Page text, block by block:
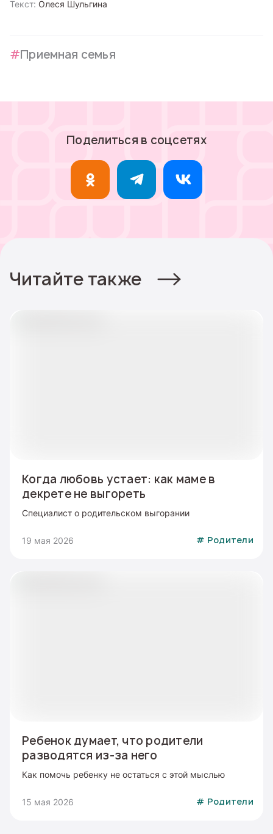
Текст: Олеся Шульгина
Приемная семья
Поделиться в соцсетях
Читайте также
Когда любовь устает: как маме в
декрете не выгореть
Специалист о родительском выгорании
19 мая 2026 # Родители
Ребенок думает, что родители
разводятся из-за него
Как помочь ребенку не остаться с этой мыслью
15 мая 2026 # Родители